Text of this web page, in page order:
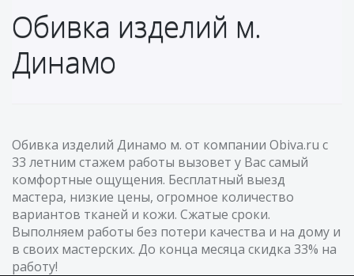
Обивка изделий м.
Динамо
Обивка изделий Динамо м. от компании Obiva.ru с
33 летним стажем работы вызовет у Вас самый
комфортные ощущения. Бесплатный выезд
мастера, низкие цены, огромное количество
вариантов тканей и кожи. Сжатые сроки.
Выполняем работы без потери качества и на дому и
в своих мастерских. До конца месяца скидка 33% на
работу!